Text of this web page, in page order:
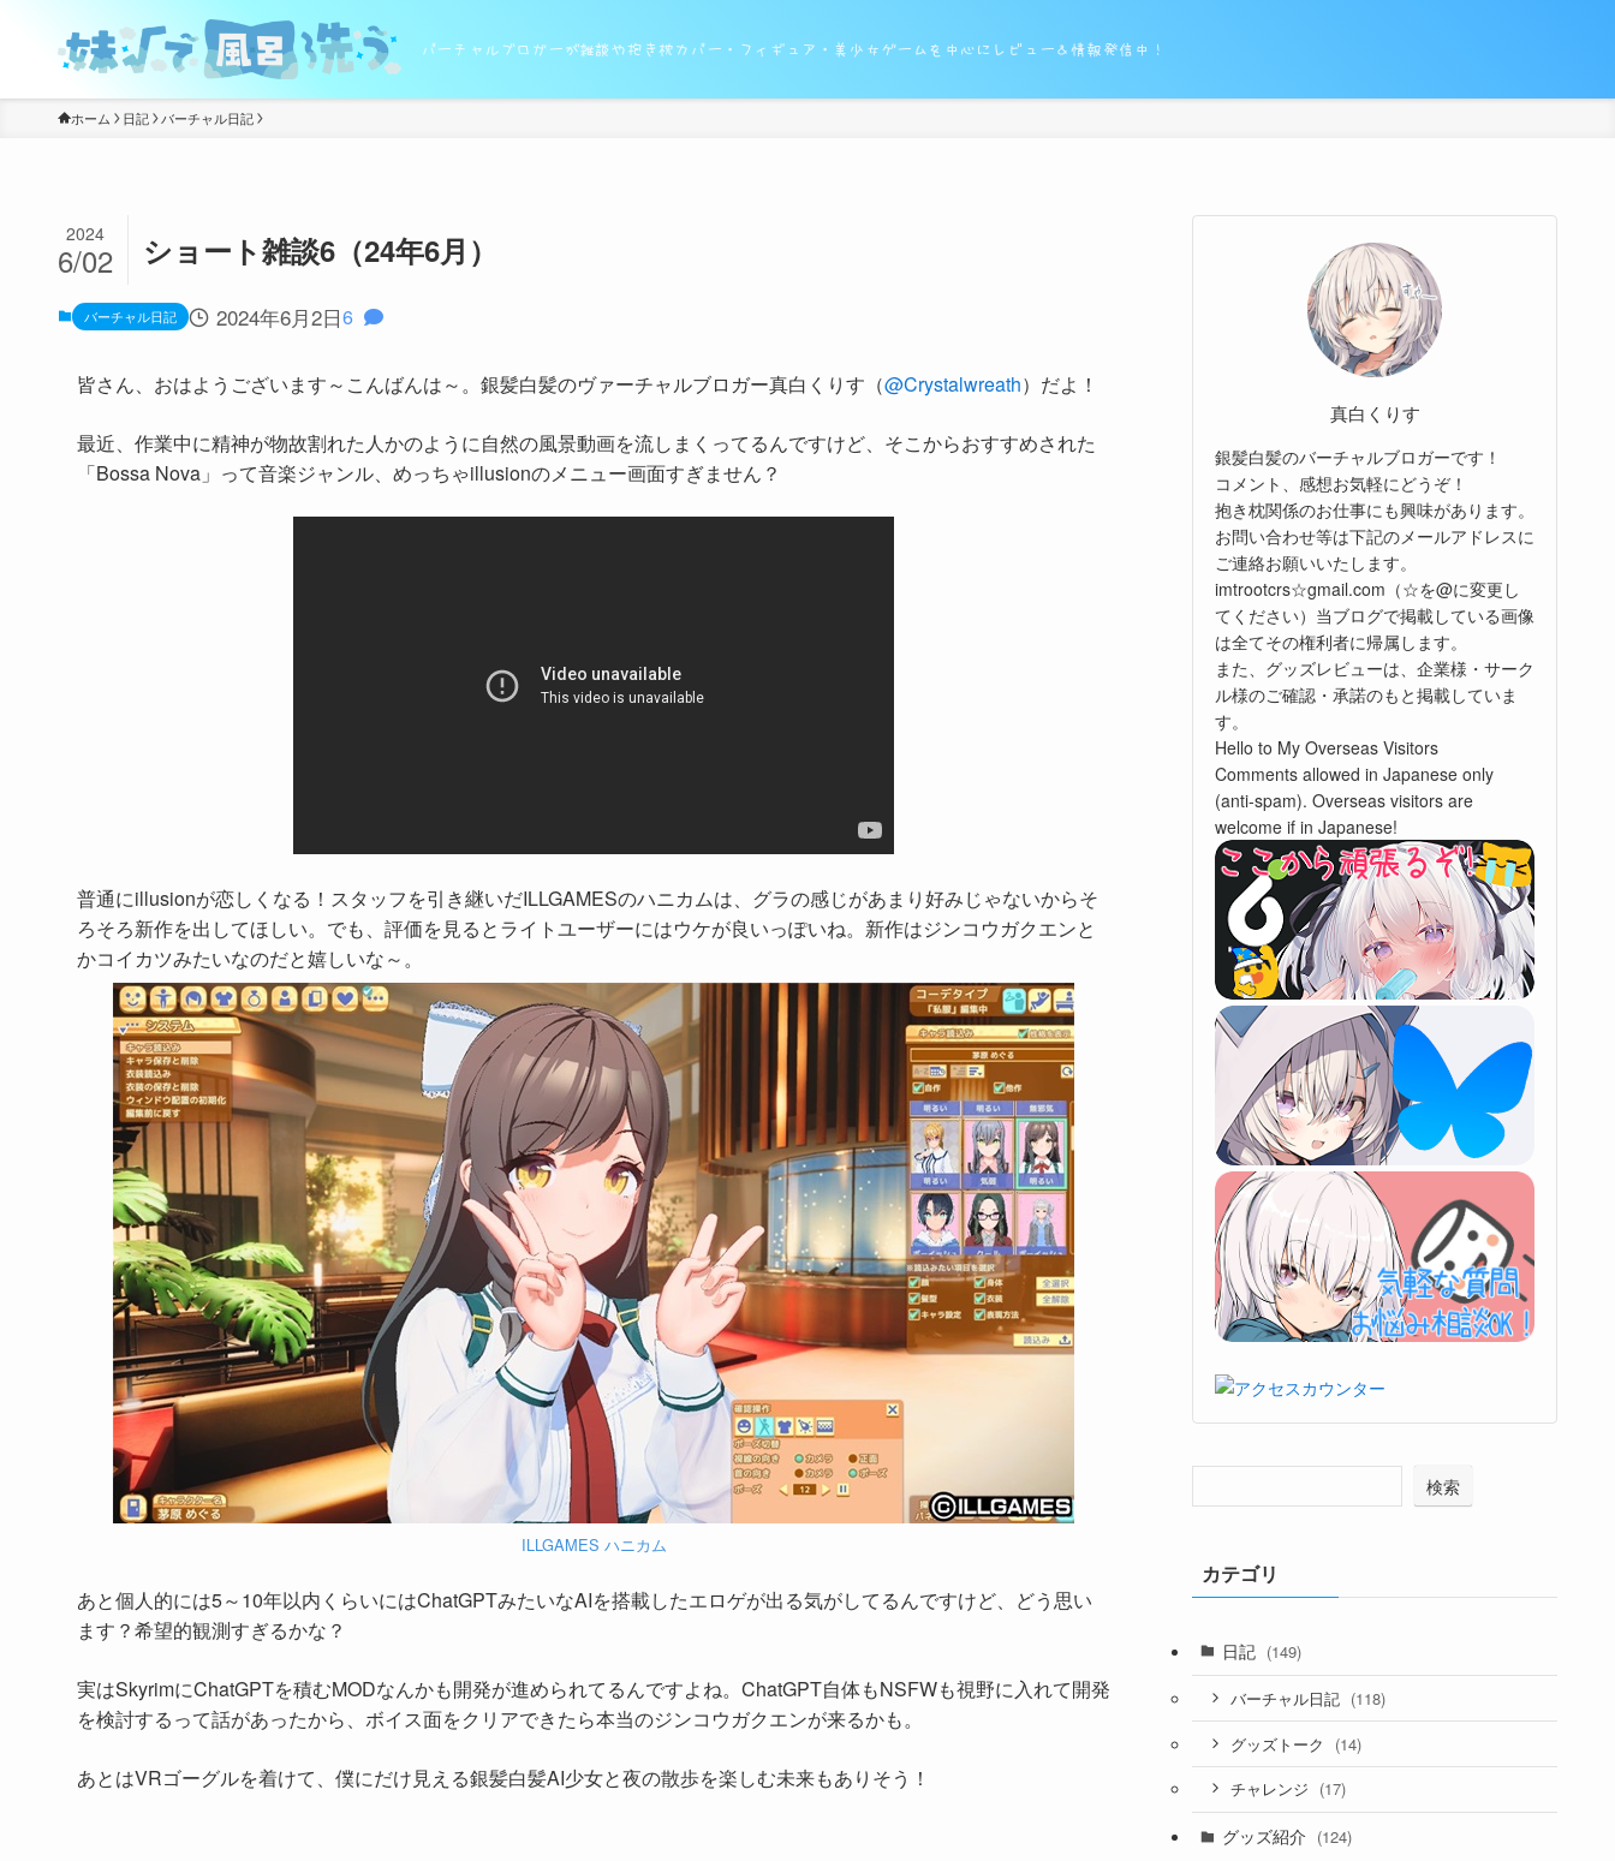
バーチャルブロガーが雑談や抱き枕カバー・フィギュア・美少女ゲームを中心にレビュー＆情報発信中！
ホーム 日記 バーチャル日記
ショート雑談6（24年6月）
2024
6/02
バーチャル日記 2024年6月2日6
皆さん、おはようございます～こんばんは～。銀髪白髪のヴァーチャルブロガー真白くりす（@Crystalwreath）だよ！
最近、作業中に精神が物故割れた人かのように自然の風景動画を流しまくってるんですけど、そこからおすすめされた
「Bossa Nova」って音楽ジャンル、めっちゃillusionのメニュー画面すぎません？
普通にillusionが恋しくなる！スタッフを引き継いだILLGAMESのハニカムは、グラの感じがあまり好みじゃないからそ
ろそろ新作を出してほしい。でも、評価を見るとライトユーザーにはウケが良いっぽいね。新作はジンコウガクエンと
かコイカツみたいなのだと嬉しいな～。
ILLGAMES ハニカム
あと個人的には5～10年以内くらいにはChatGPTみたいなAIを搭載したエロゲが出る気がしてるんですけど、どう思い
ます？希望的観測すぎるかな？
実はSkyrimにChatGPTを積むMODなんかも開発が進められてるんですよね。ChatGPT自体もNSFWも視野に入れて開発
を検討するって話があったから、ボイス面をクリアできたら本当のジンコウガクエンが来るかも。
あとはVRゴーグルを着けて、僕にだけ見える銀髪白髪AI少女と夜の散歩を楽しむ未来もありそう！
真白くりす
銀髪白髪のバーチャルブロガーです！
コメント、感想お気軽にどうぞ！
抱き枕関係のお仕事にも興味があります。
お問い合わせ等は下記のメールアドレスに
ご連絡お願いいたします。
imtrootcrs☆gmail.com（☆を@に変更し
てください）当ブログで掲載している画像
は全てその権利者に帰属します。
また、グッズレビューは、企業様・サーク
ル様のご確認・承諾のもと掲載していま
す。
Hello to My Overseas Visitors
Comments allowed in Japanese only
(anti-spam). Overseas visitors are
welcome if in Japanese!
検索
カテゴリ
日記 (149)
バーチャル日記 (118)
グッズトーク (14)
チャレンジ (17)
グッズ紹介 (124)